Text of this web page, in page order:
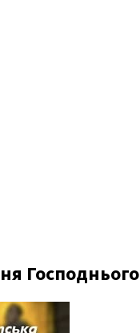
Господнього